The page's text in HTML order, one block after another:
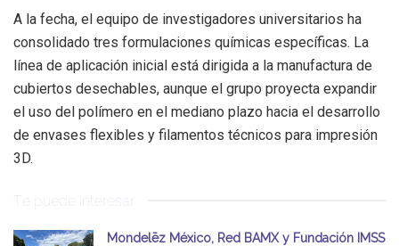
A la fecha, el equipo de investigadores universitarios ha
consolidado tres formulaciones químicas específicas. La
línea de aplicación inicial está dirigida a la manufactura de
cubiertos desechables, aunque el grupo proyecta expandir
el uso del polímero en el mediano plazo hacia el desarrollo
de envases flexibles y filamentos técnicos para impresión
3D.
Te puede interesar
Mondelēz México, Red BAMX y Fundación IMSS